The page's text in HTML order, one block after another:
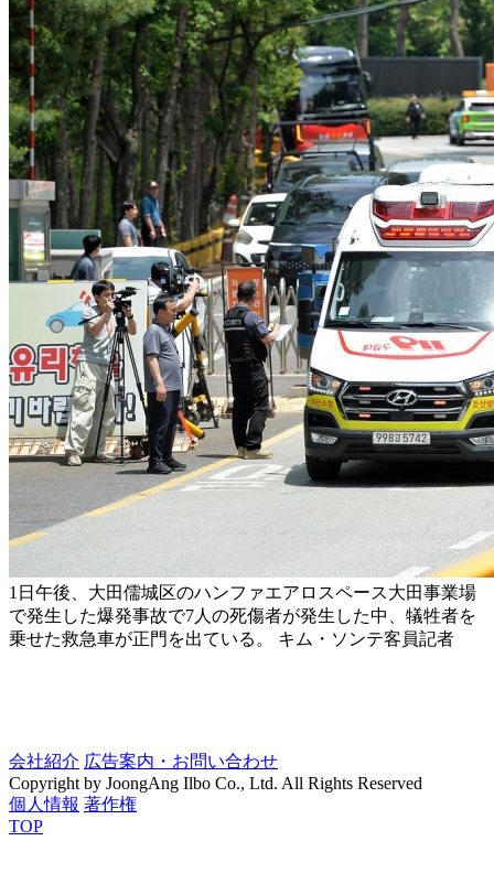
1日午後、大田儒城区のハンファエアロスペース大田事業場
で発生した爆発事故で7人の死傷者が発生した中、犠牲者を
乗せた救急車が正門を出ている。 キム・ソンテ客員記者
会社紹介 広告案内・お問い合わせ
Copyright by JoongAng Ilbo Co., Ltd. All Rights Reserved
個人情報 著作権
TOP